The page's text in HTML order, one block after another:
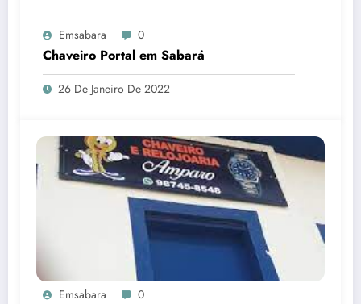
Emsabara 0
Chaveiro Portal em Sabará
26 De Janeiro De 2022
Emsabara 0